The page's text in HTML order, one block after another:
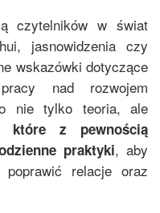
czytelników w świat
, jasnowidzenia czy
wskazówki dotyczące
nad rozwojem
nie tylko teoria, ale
które z pewnością
praktyki, aby
poprawić relacje oraz